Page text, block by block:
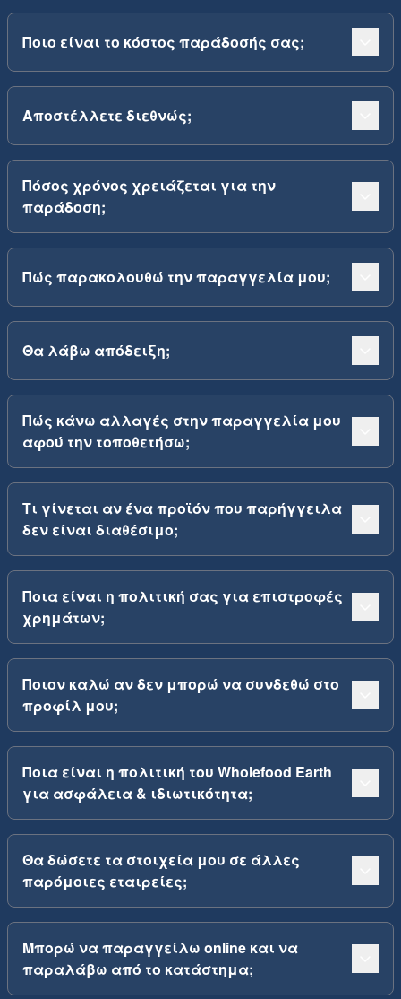
Ποιο είναι το κόστος παράδοσής σας;
Αποστέλλετε διεθνώς;
Πόσος χρόνος χρειάζεται για την
παράδοση;
Πώς παρακολουθώ την παραγγελία μου;
Θα λάβω απόδειξη;
Πώς κάνω αλλαγές στην παραγγελία μου
αφού την τοποθετήσω;
Τι γίνεται αν ένα προϊόν που παρήγγειλα
δεν είναι διαθέσιμο;
Ποια είναι η πολιτική σας για επιστροφές
χρημάτων;
Ποιον καλώ αν δεν μπορώ να συνδεθώ στο
προφίλ μου;
Ποια είναι η πολιτική του Wholefood Earth
για ασφάλεια & ιδιωτικότητα;
Θα δώσετε τα στοιχεία μου σε άλλες
παρόμοιες εταιρείες;
Μπορώ να παραγγείλω online και να
παραλάβω από το κατάστημα;